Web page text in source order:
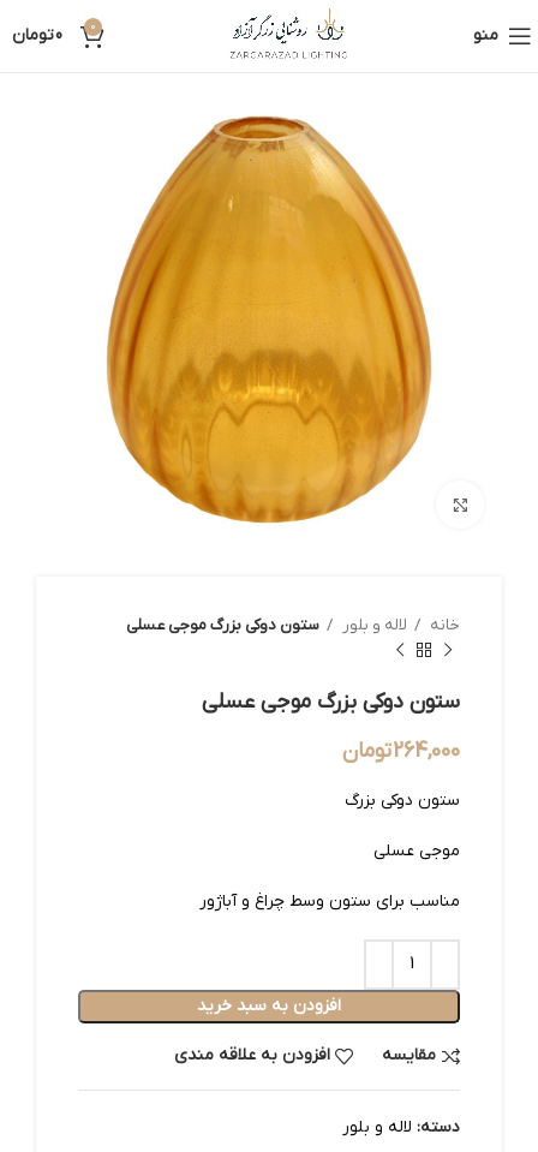
منو 0
0تومان
بزرگنمایی تصویر
خانه لاله و بلور ستون دوکی بزرگ موجی عسلی
ستون دوکی بزرگ موجی عسلی
264,000تومان
ستون دوکی بزرگ
موجی عسلی
مناسب برای ستون وسط چراغ و آباژور
افزودن به سبد خرید
مقایسه افزودن به علاقه مندی
دسته: لاله و بلور